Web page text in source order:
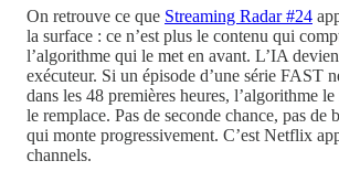
On retrouve ce que Streaming Radar #24
la surface : ce n’est plus le contenu qui
l’algorithme qui le met en avant. L’IA
exécuteur. Si un épisode d’une série FAST
dans les 48 premières heures, l’algorithme
le remplace. Pas de seconde chance, pas de
qui monte progressivement. C’est Netflix
channels.